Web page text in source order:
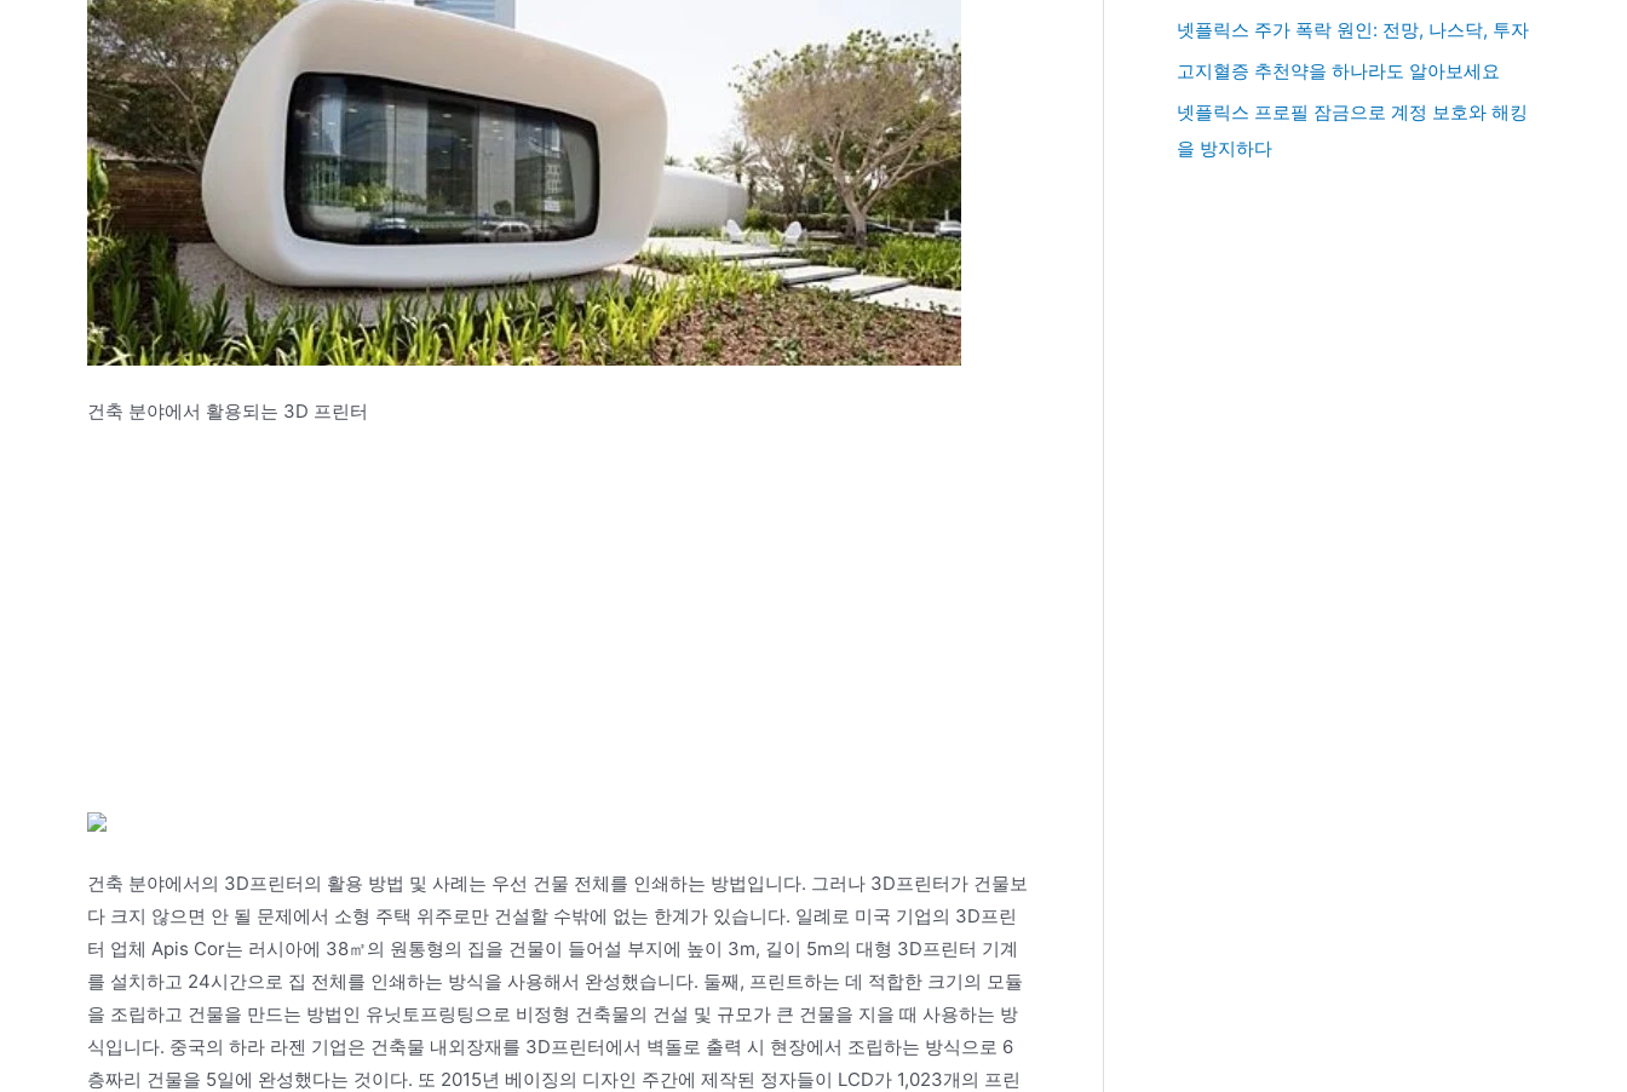
건축 분야에서 활용되는 3D 프린터
건축 분야에서의 3D프린터의 활용 방법 및 사례는 우선 건물 전체를 인쇄하는 방법입니다. 그러나 3D프린터가 건물보
다 크지 않으면 안 될 문제에서 소형 주택 위주로만 건설할 수밖에 없는 한계가 있습니다. 일례로 미국 기업의 3D프린
터 업체 Apis Cor는 러시아에 38㎡의 원통형의 집을 건물이 들어설 부지에 높이 3m, 길이 5m의 대형 3D프린터 기계
를 설치하고 24시간으로 집 전체를 인쇄하는 방식을 사용해서 완성했습니다. 둘째, 프린트하는 데 적합한 크기의 모듈
을 조립하고 건물을 만드는 방법인 유닛토프링팅으로 비정형 건축물의 건설 및 규모가 큰 건물을 지을 때 사용하는 방
식입니다. 중국의 하라 라젠 기업은 건축물 내외장재를 3D프린터에서 벽돌로 출력 시 현장에서 조립하는 방식으로 6
층짜리 건물을 5일에 완성했다는 것이다. 또 2015년 베이징의 디자인 주간에 제작된 정자들이 LCD가 1,023개의 프린
넷플릭스 주가 폭락 원인: 전망, 나스닥, 투자
고지혈증 추천약을 하나라도 알아보세요
넷플릭스 프로필 잠금으로 계정 보호와 해킹
을 방지하다